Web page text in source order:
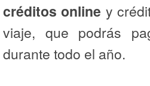
créditos online y
viaje, que podrás
durante todo el año.